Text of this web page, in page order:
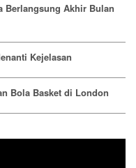
Berlangsung Akhir Bulan
Kejelasan
Bola Basket di London